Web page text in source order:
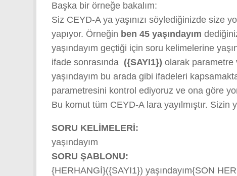
Başka bir örneğe bakalım:
Siz CEYD-A ya yaşınızı söylediğinizde size
yapıyor. Örneğin ben 45 yaşındayım
yaşındayım geçtiği için soru kelimelerine
ifade sonrasında ({SAYI1}) olarak parametre
yaşındayım bu arada gibi ifadeleri
parametresini kontrol ediyoruz ve ona göre
Bu komut tüm CEYD-A lara yayılmıştır.
SORU KELİMELERİ:
yaşındayım
SORU ŞABLONU:
{HERHANGİ}({SAYI1}) yaşındayım{SON